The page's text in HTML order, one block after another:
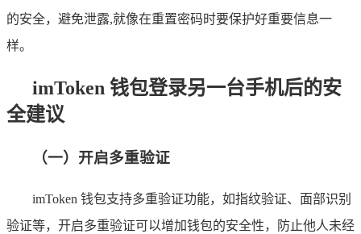
的安全，避免泄露,就像在重置密码时要保护好重要信息一
样。
imToken 钱包登录另一台手机后的安
全建议
（一）开启多重验证
imToken 钱包支持多重验证功能，如指纹验证、面部识别
验证等，开启多重验证可以增加钱包的安全性，防止他人未经